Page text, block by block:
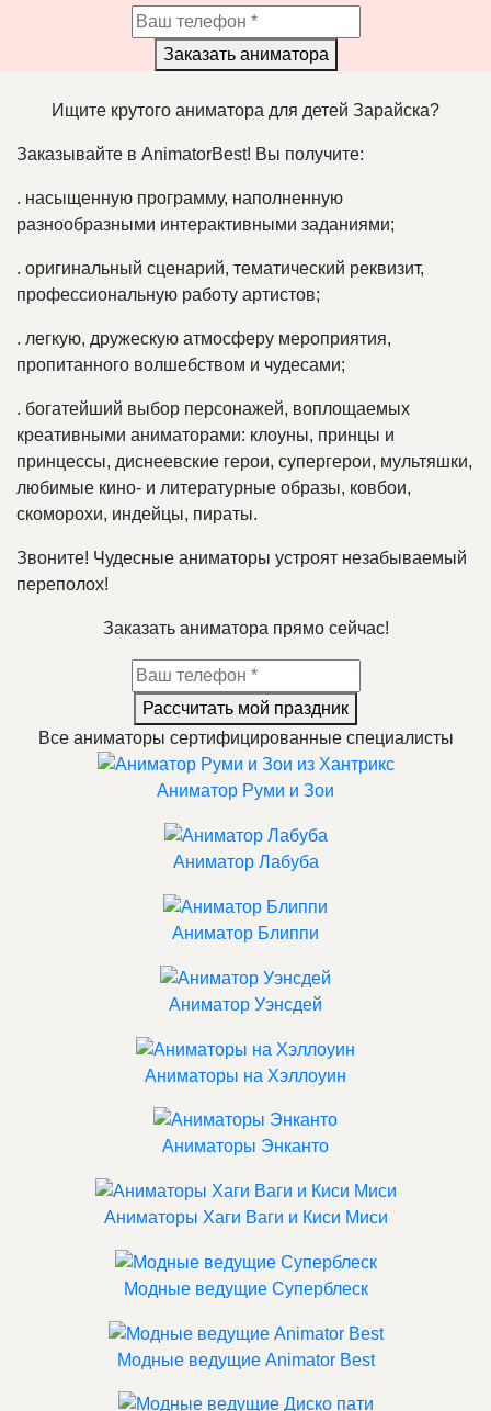
Заказать аниматора
Ищите крутого аниматора для детей Зарайска?
Заказывайте в AnimatorBest! Вы получите:
. насыщенную программу, наполненную
разнообразными интерактивными заданиями;
. оригинальный сценарий, тематический реквизит,
профессиональную работу артистов;
. легкую, дружескую атмосферу мероприятия,
пропитанного волшебством и чудесами;
. богатейший выбор персонажей, воплощаемых
креативными аниматорами: клоуны, принцы и
принцессы, диснеевские герои, супергерои, мультяшки,
любимые кино- и литературные образы, ковбои,
скоморохи, индейцы, пираты.
Звоните! Чудесные аниматоры устроят незабываемый
переполох!
Заказать аниматора прямо сейчас!
Рассчитать мой праздник
Все аниматоры сертифицированные специалисты
Аниматор Руми и Зои
Аниматор Лабуба
Аниматор Блиппи
Аниматор Уэнсдей
Аниматоры на Хэллоуин
Аниматоры Энканто
Аниматоры Хаги Ваги и Киси Миси
Модные ведущие Суперблеск
Модные ведущие Animator Best